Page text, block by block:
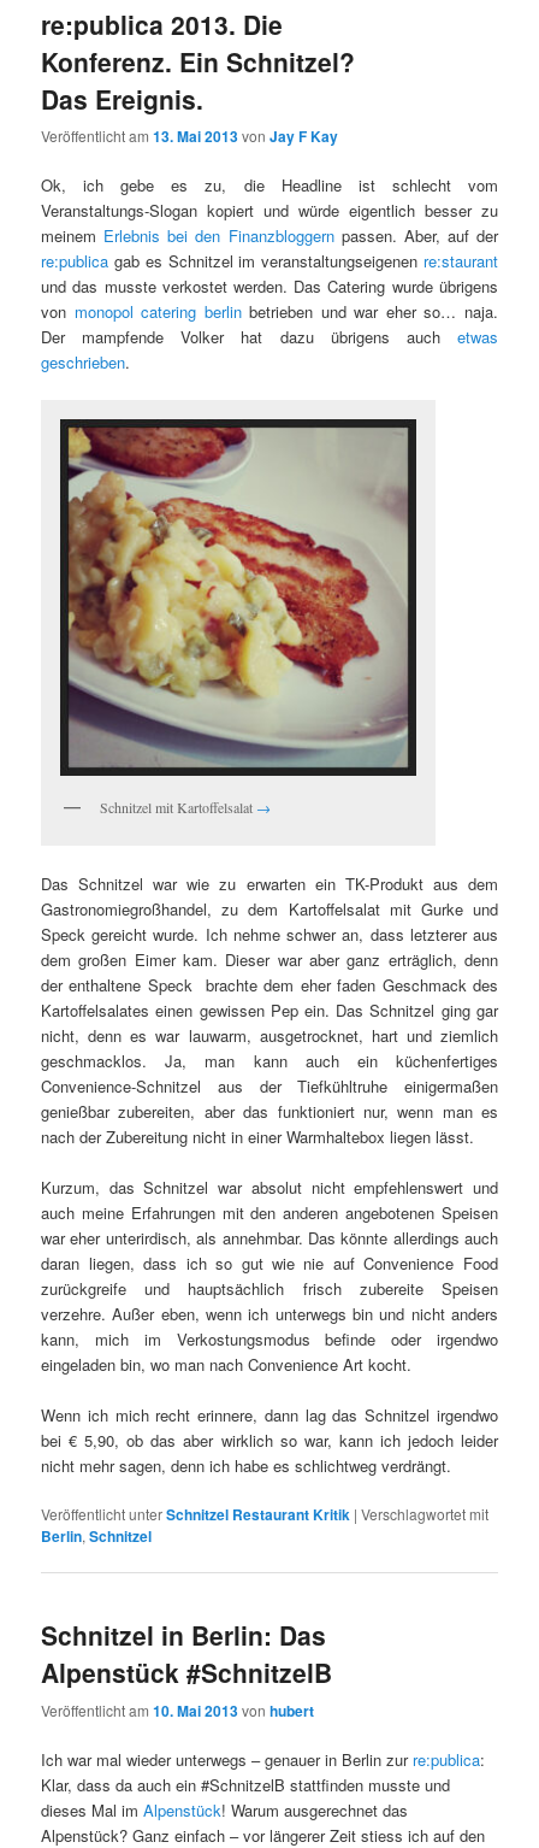
re:publica 2013. Die
Konferenz. Ein Schnitzel?
Das Ereignis.
Veröffentlicht am13. Mai 2013vonJay F Kay
Ok, ich gebe es zu, die Headline ist schlecht vom
Veranstaltungs-Slogan kopiert und würde eigentlich besser zu
meinem Erlebnis bei den Finanzbloggernpassen. Aber, auf der
re:publica gab es Schnitzel im veranstaltungseigenen re:staurant
und das musste verkostet werden. Das Catering wurde übrigens
von monopol catering berlinbetrieben und war eher so… naja.
Der mampfende Volker hat dazu übrigens auch etwas
geschrieben.
Schnitzel mit Kartoffelsalat →
Das Schnitzel war wie zu erwarten ein TK-Produkt aus dem
Gastronomiegroßhandel, zu dem Kartoffelsalat mit Gurke und
Speck gereicht wurde. Ich nehme schwer an, dass letzterer aus
dem großen Eimer kam. Dieser war aber ganz erträglich, denn
der enthaltene Speck brachte dem eher faden Geschmack des
Kartoffelsalates einen gewissen Pep ein. Das Schnitzel ging gar
nicht, denn es war lauwarm, ausgetrocknet, hart und ziemlich
geschmacklos. Ja, man kann auch ein küchenfertiges
Convenience-Schnitzel aus der Tiefkühltruhe einigermaßen
genießbar zubereiten, aber das funktioniert nur, wenn man es
nach der Zubereitung nicht in einer Warmhaltebox liegen lässt.
Kurzum, das Schnitzel war absolut nicht empfehlenswert und
auch meine Erfahrungen mit den anderen angebotenen Speisen
war eher unterirdisch, als annehmbar. Das könnte allerdings auch
daran liegen, dass ich so gut wie nie auf Convenience Food
zurückgreife und hauptsächlich frisch zubereite Speisen
verzehre. Außer eben, wenn ich unterwegs bin und nicht anders
kann, mich im Verkostungsmodus befinde oder irgendwo
eingeladen bin, wo man nach Convenience Art kocht.
Wenn ich mich recht erinnere, dann lag das Schnitzel irgendwo
bei € 5,90, ob das aber wirklich so war, kann ich jedoch leider
nicht mehr sagen, denn ich habe es schlichtweg verdrängt.
Veröffentlicht unterSchnitzel Restaurant Kritik |Verschlagwortet mit
Berlin,Schnitzel
Schnitzel in Berlin: Das
Alpenstück #SchnitzelB
Veröffentlicht am10. Mai 2013vonhubert
Ich war mal wieder unterwegs – genauer in Berlin zur re:publica:
Klar, dass da auch ein #SchnitzelB stattfinden musste und
dieses Mal imAlpenstück! Warum ausgerechnet das
Alpenstück? Ganz einfach – vor längerer Zeit stiess ich auf den